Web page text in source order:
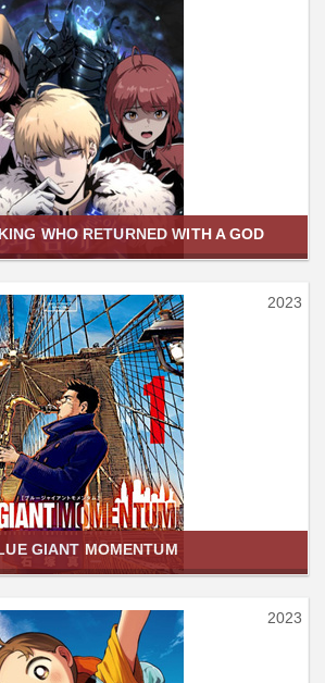
WHO RETURNED WITH A GOD
2023
GIANT MOMENTUM
2023